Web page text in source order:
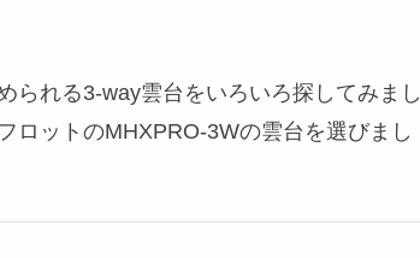
られる3-way雲台をいろいろ探してみまし
ロットのMHXPRO-3Wの雲台を選びまし